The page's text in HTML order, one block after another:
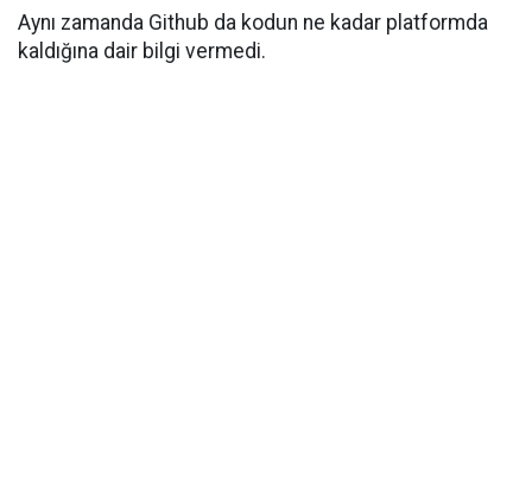
Aynı zamanda Github da kodun ne kadar platformda
kaldığına dair bilgi vermedi.